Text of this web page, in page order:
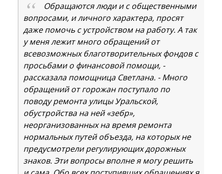
Обращаются люди и с общественными
вопросами, и личного характера, просят
даже помочь с устройством на работу. А так
у меня лежит много обращений от
всевозможных благотворительных фондов с
просьбами о финансовой помощи, -
рассказала помощница Светлана. - Много
обращений от горожан поступало по
поводу ремонта улицы Уральской,
обустройства на ней «зебр»,
неорганизованных на время ремонта
нормальных путей объезда, на которых не
предусмотрели регулирующих дорожных
знаков. Эти вопросы вполне я могу решить